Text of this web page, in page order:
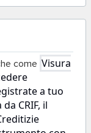
come Visura
a tuo
CRIF, il